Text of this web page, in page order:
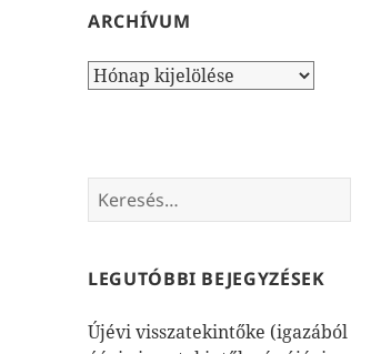
ARCHÍVUM
Archívum
Keresés:
LEGUTÓBBI BEJEGYZÉSEK
Újévi visszatekintőke (igazából